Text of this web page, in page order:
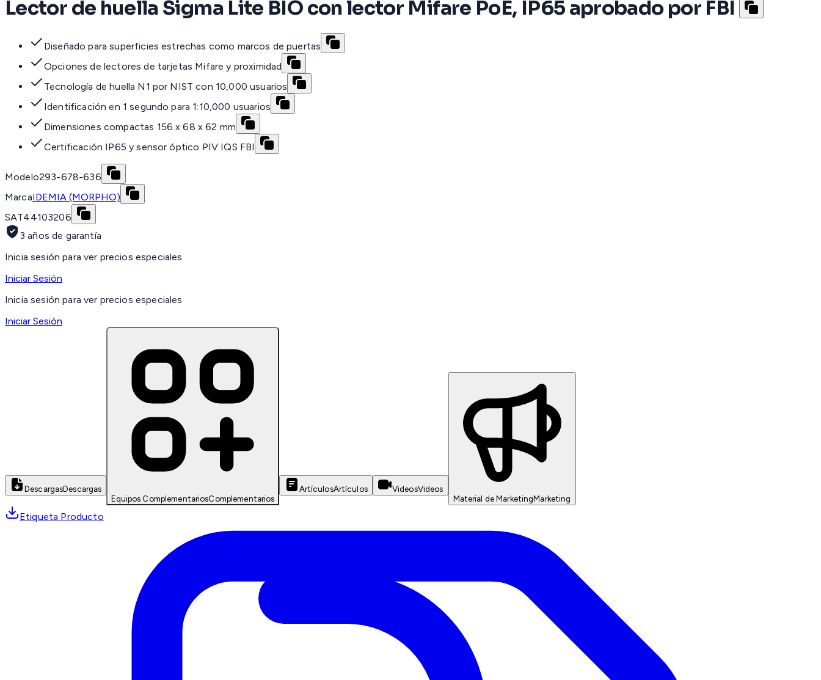
Lector de huella Sigma Lite BIO con lector Mifare PoE, IP65 aprobado por FBI
Diseñado para superficies estrechas como marcos de puertas
Opciones de lectores de tarjetas Mifare y proximidad
Tecnología de huella N1 por NIST con 10,000 usuarios
Identificación en 1 segundo para 1:10,000 usuarios
Dimensiones compactas 156 x 68 x 62 mm
Certificación IP65 y sensor óptico PIV IQS FBI
Modelo293-678-636
MarcaIDEMIA (MORPHO)
SAT44103206
3 años de garantía
Inicia sesión para ver precios especiales
Iniciar Sesión
Inicia sesión para ver precios especiales
Iniciar Sesión
DescargasDescargas
Equipos ComplementariosComplementarios
ArtículosArtículos VideosVideos
Material de MarketingMarketing
Etiqueta Producto